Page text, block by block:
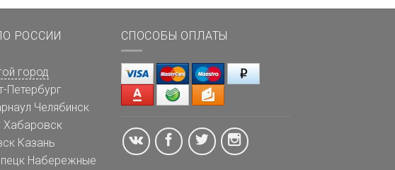
РОССИИ
город
Петербург
Челябинск
Хабаровск
Казань
Набережные
СПОСОБЫ ОПЛАТЫ